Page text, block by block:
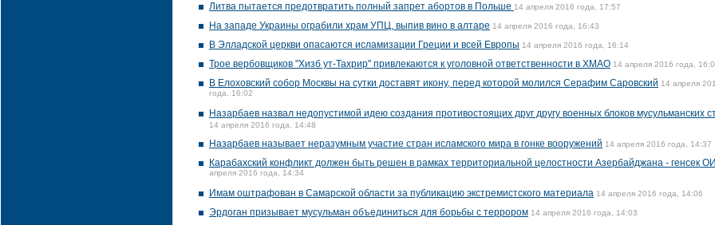
Литва пытается предотвратить полный запрет абортов в Польше 14 апреля 2016 года, 17:57
На западе Украины ограбили храм УПЦ, выпив вино в алтаре 14 апреля 2016 года, 16:43
В Элладской церкви опасаются исламизации Греции и всей Европы 14 апреля 2016 года, 16:14
Трое вербовщиков "Хизб ут-Тахрир" привлекаются к уголовной ответственности в ХМАО 14 апреля 2016 года,
В Елоховский собор Москвы на сутки доставят икону, перед которой молился Серафим Саровский 14 апреля
года, 16:02
Назарбаев назвал недопустимой идею создания противостоящих друг другу военных блоков мусульманских
14 апреля 2016 года, 14:48
Назарбаев называет неразумным участие стран исламского мира в гонке вооружений 14 апреля 2016 года, 14:37
Карабахский конфликт должен быть решен в рамках территориальной целостности Азербайджана - генсек
апреля 2016 года, 14:34
Имам оштрафован в Самарской области за публикацию экстремистского материала 14 апреля 2016 года, 14:06
Эрдоган призывает мусульман объединиться для борьбы с террором 14 апреля 2016 года, 14:03